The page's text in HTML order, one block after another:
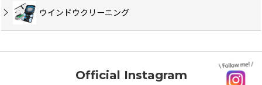
ウインドウクリーニング
Official Instagram